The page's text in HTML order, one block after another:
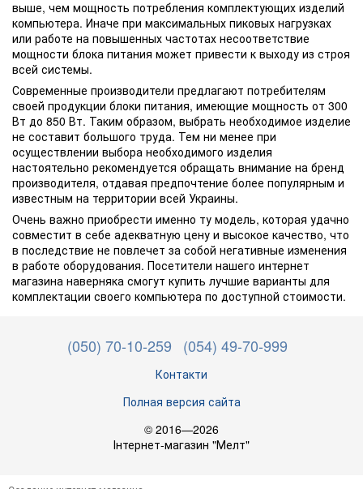
выше, чем мощность потребления комплектующих изделий
компьютера. Иначе при максимальных пиковых нагрузках
или работе на повышенных частотах несоответствие
мощности блока питания может привести к выходу из строя
всей системы.
Современные производители предлагают потребителям
своей продукции блоки питания, имеющие мощность от 300
Вт до 850 Вт. Таким образом, выбрать необходимое изделие
не составит большого труда. Тем ни менее при
осуществлении выбора необходимого изделия
настоятельно рекомендуется обращать внимание на бренд
производителя, отдавая предпочтение более популярным и
известным на территории всей Украины.
Очень важно приобрести именно ту модель, которая удачно
совместит в себе адекватную цену и высокое качество, что
в последствие не повлечет за собой негативные изменения
в работе оборудования. Посетители нашего интернет
магазина наверняка смогут купить лучшие варианты для
комплектации своего компьютера по доступной стоимости.
(050) 70-10-259 (054) 49-70-999
Контакти
Полная версия сайта
© 2016—2026
Інтернет-магазин "Мелт"